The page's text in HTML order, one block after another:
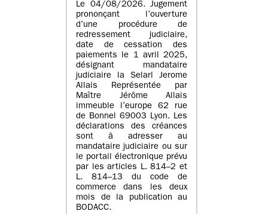
Le 04/08/2026. Jugement
prononçant l’ouverture
d’une procédure de
redressement judiciaire,
date de cessation des
paiements le 1 avril 2025,
désignant mandataire
judiciaire la Selarl Jerome
Allais Représentée par
Maître Jérôme Allais
immeuble l’europe 62 rue
de Bonnel 69003 Lyon. Les
déclarations des créances
sont à adresser au
mandataire judiciaire ou sur
le portail électronique prévu
par les articles L. 814–2 et
L. 814–13 du code de
commerce dans les deux
mois de la publication au
BODACC.